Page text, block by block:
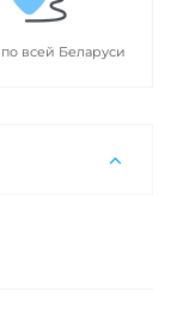
всей Беларуси